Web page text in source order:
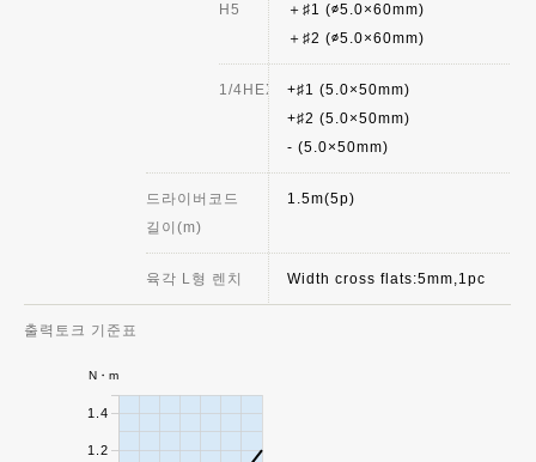
H5
1/4HEX
드라이버코드
길이(m)
육각 L형 렌치
출력토크 기준표
＋♯1 (∅5.0×60mm)
＋♯2 (∅5.0×60mm)
+♯1 (5.0×50mm)
+♯2 (5.0×50mm)
- (5.0×50mm)
1.5m(5p)
Width cross flats:5mm,1pc
1.2
1.4
N・m